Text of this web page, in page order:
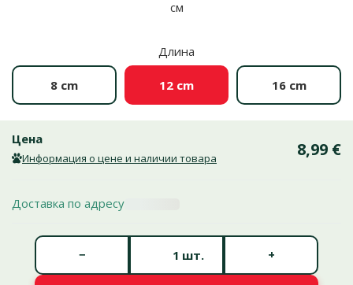
см
Длина
8 cm 12 cm 16 cm
Цена
Информация о цене и наличии товара 8,99 €
Доставка по адресу
шт.
− +